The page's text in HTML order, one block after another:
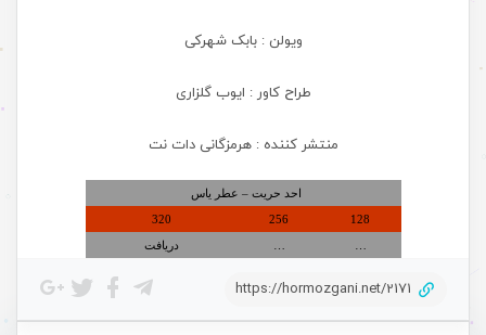
ویولن : بابک شهرکی
طراح کاور : ایوب گلزاری
منتشر کننده : هرمزگانی دات نت
احد حریت – عطر یاس
128
256
320
دریافت
https://hormozgani.net/2171